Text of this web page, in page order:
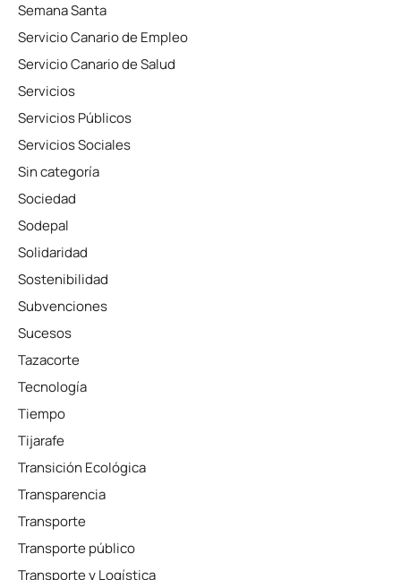
Semana Santa
Servicio Canario de Empleo
Servicio Canario de Salud
Servicios
Servicios Públicos
Servicios Sociales
Sin categoría
Sociedad
Sodepal
Solidaridad
Sostenibilidad
Subvenciones
Sucesos
Tazacorte
Tecnología
Tiempo
Tijarafe
Transición Ecológica
Transparencia
Transporte
Transporte público
Transporte y Logística